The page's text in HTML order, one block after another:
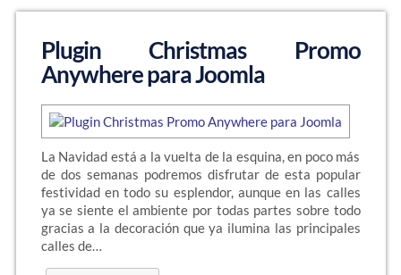
Plugin Christmas Promo
Anywhere para Joomla
La Navidad está a la vuelta de la esquina, en poco más
de dos semanas podremos disfrutar de esta popular
festividad en todo su esplendor, aunque en las calles
ya se siente el ambiente por todas partes sobre todo
gracias a la decoración que ya ilumina las principales
calles de…